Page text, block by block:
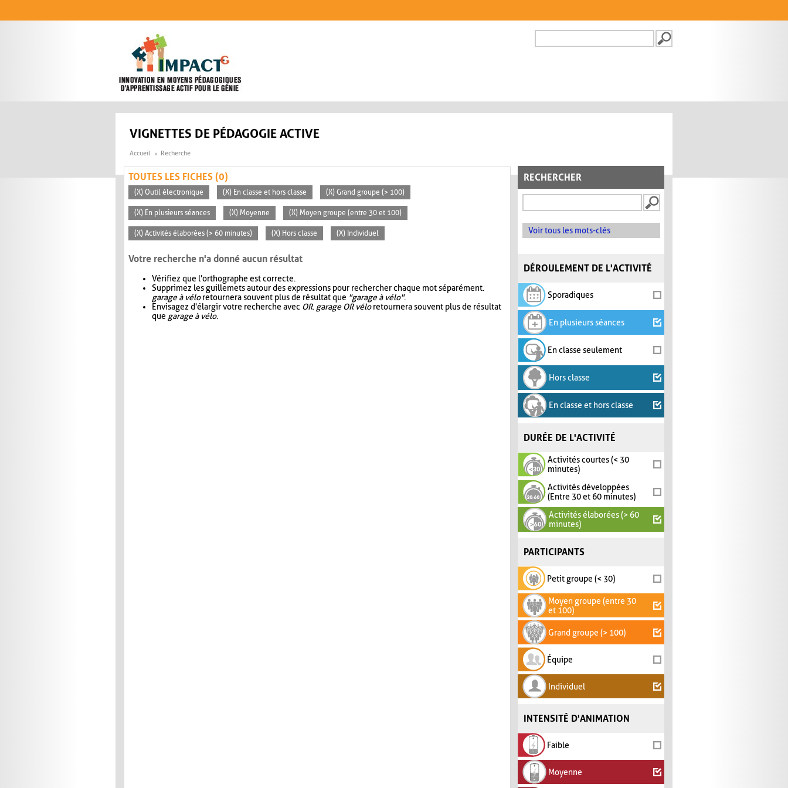
FORMULAIRE DE
VIGNETTES DE PÉDAGOGIE ACTIVE
Accueil Recherche
RECHERCHER
Voir tous les mots-clés
DÉROULEMENT DE L'ACTIVITÉ
Sporadiques
En plusieurs séances
En classe seulement
Hors classe
En classe et hors classe
DURÉE DE L'ACTIVITÉ
Activités courtes (< 30
minutes)
Activités développées
(Entre 30 et 60 minutes)
Activités élaborées (> 60
minutes)
PARTICIPANTS
Petit groupe (< 30)
Moyen groupe (entre 30
et 100)
Grand groupe (> 100)
Équipe
Individuel
INTENSITÉ D'ANIMATION
Faible
Moyenne
TOUTES LES FICHES (0)
(X) Outil électronique (X) En classe et hors classe (X) Grand groupe (> 100)
(X) En plusieurs séances (X) Moyenne (X) Moyen groupe (entre 30 et 100)
(X) Activités élaborées (> 60 minutes) (X) Hors classe (X) Individuel
Votre recherche n'a donné aucun résultat
Vérifiez que l'orthographe est correcte.
Supprimez les guillemets autour des expressions pour rechercher chaque mot séparément.
garage à véloretournera souvent plus de résultat que "garage à vélo".
Envisagez d'élargir votre recherche avec OR. garage OR véloretournera souvent plus de résultat
que garage à vélo.